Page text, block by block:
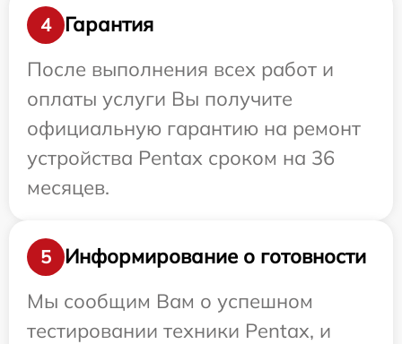
4
Гарантия
После выполнения всех работ и
оплаты услуги Вы получите
официальную гарантию на ремонт
устройства Pentax сроком на 36
месяцев.
5
Информирование о готовности
Мы сообщим Вам о успешном
тестировании техники Pentax, и